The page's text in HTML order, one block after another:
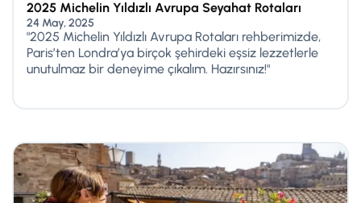
2025 Michelin Yıldızlı Avrupa Seyahat Rotaları
24 May, 2025
"2025 Michelin Yıldızlı Avrupa Rotaları rehberimizde,
Paris’ten Londra’ya birçok şehirdeki eşsiz lezzetlerle
unutulmaz bir deneyime çıkalım. Hazırsınız!"